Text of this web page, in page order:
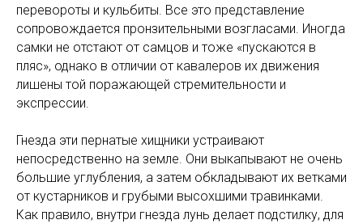
перевороты и кульбиты. Все это представление
сопровождается пронзительными возгласами. Иногда
самки не отстают от самцов и тоже «пускаются в
пляс», однако в отличии от кавалеров их движения
лишены той поражающей стремительности и
экспрессии.
Гнезда эти пернатые хищники устраивают
непосредственно на земле. Они выкапывают не очень
большие углубления, а затем обкладывают их ветками
от кустарников и грубыми высохшими травинками.
Как правило, внутри гнезда лунь делает подстилку, для